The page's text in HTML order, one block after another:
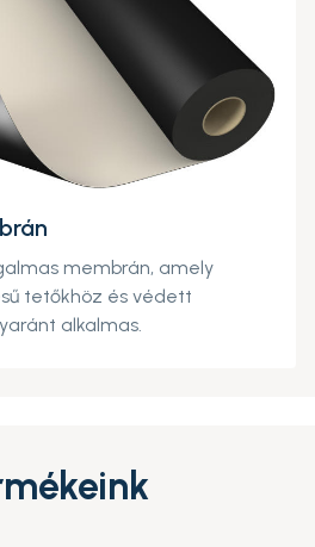
membrán, amely
tetőkhöz és védett
alkalmas.